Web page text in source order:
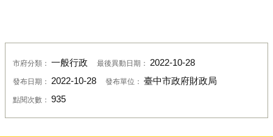
市府分類： 一般行政 最後異動日期： 2022-10-28
發布日期： 2022-10-28 發布單位： 臺中市政府財政局
點閱次數： 935